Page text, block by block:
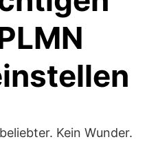
Kein Wunder.